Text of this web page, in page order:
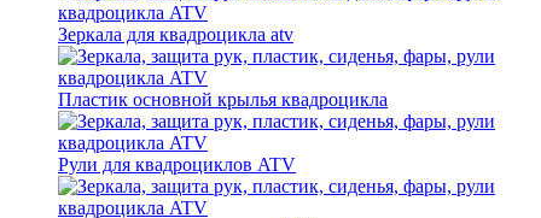
Зеркала для квадроцикла atv
Пластик основной крылья квадроцикла
Рули для квадроциклов ATV